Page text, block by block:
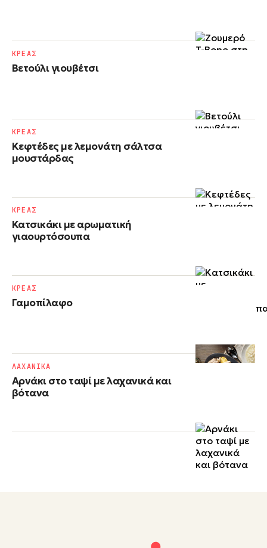
Βετούλι γιουβέτσι
ΚΡΕΑΣ
Κεφτέδες με λεμονάτη σάλτσα
μουστάρδας
ΚΡΕΑΣ
Κατσικάκι με αρωματική
γιαουρτόσουπα
ΚΡΕΑΣ
Γαμοπίλαφο
ΚΡΕΑΣ
Αρνάκι στο ταψί με λαχανικά και
βότανα
ΛΑΧΑΝΙΚΑ